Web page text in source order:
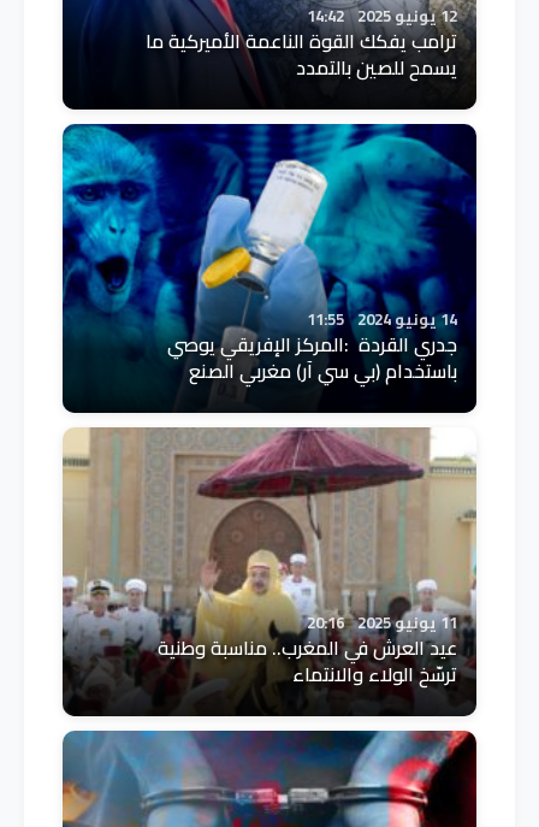
12 يونيو 2025 14:42
ترامب يفكك القوة الناعمة الأميركية ما
يسمح للصين بالتمدد
14 يونيو 2024 11:55
جدري القردة :المركز الإفريقي يوصي
باستخدام (بي سي آر) مغربي الصنع
11 يونيو 2025 20:16
عيد العرش في المغرب.. مناسبة وطنية
ترسّخ الولاء والانتماء